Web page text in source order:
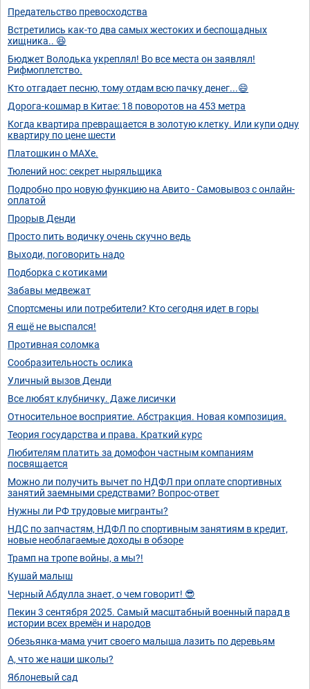
Предательство превосходства
Встретились как-то два самых жестоких и беспощадных
хищника.. 😆
Бюджет Володька укреплял! Во все места он заявлял!
Рифмоплетство.
Кто отгадает песню, тому отдам всю пачку денег...😄
Дорога-кошмар в Китае: 18 поворотов на 453 метра
Когда квартира превращается в золотую клетку. Или купи одну
квартиру по цене шести
Платошкин о МАХе.
Тюлений нос: секрет ныряльщика
Подробно про новую функцию на Авито - Самовывоз с онлайн-
оплатой
Прорыв Денди
Просто пить водичку очень скучно ведь
Выходи, поговорить надо
Подборка с котиками
Забавы медвежат
Спортсмены или потребители? Кто сегодня идет в горы
Я ещё не выспался!
Противная соломка
Сообразительность ослика
Уличный вызов Денди
Все любят клубничку. Даже лисички
Относительное восприятие. Абстракция. Новая композиция.
Теория государства и права. Краткий курс
Любителям платить за домофон частным компаниям
посвящается
Можно ли получить вычет по НДФЛ при оплате спортивных
занятий заемными средствами? Вопрос-ответ
Нужны ли РФ трудовые мигранты?
НДС по запчастям, НДФЛ по спортивным занятиям в кредит,
новые необлагаемые доходы в обзоре
Трамп на тропе войны, а мы?!
Кушай малыш
Черный Абдулла знает, о чем говорит! 😎
Пекин 3 сентября 2025. Самый масштабный военный парад в
истории всех времён и народов
Обезьянка-мама учит своего малыша лазить по деревьям
А, что же наши школы?
Яблоневый сад